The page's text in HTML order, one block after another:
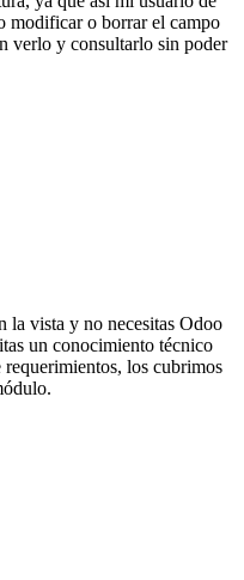
modificar o borrar el campo
verlo y consultarlo sin poder
la vista y no necesitas Odoo
un conocimiento técnico
los cubrimos